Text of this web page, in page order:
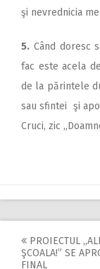
şi nevrednicia
5. Când doresc
fac este acela
de la părintele
sau sfintei şi
Cruci, zic
Post
PROIECTUL
ŞCOALA!” SE
FINAL